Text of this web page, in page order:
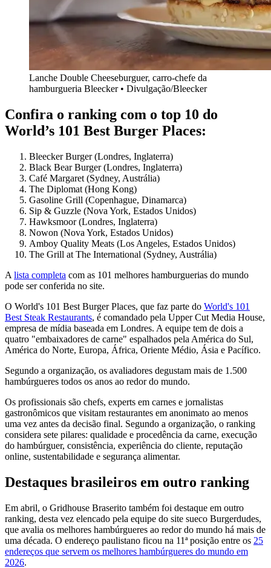
Lanche Double Cheeseburguer, carro-chefe da
hamburgueria Bleecker • Divulgação/Bleecker
Confira o ranking com o top 10 do
World’s 101 Best Burger Places:
Bleecker Burger (Londres, Inglaterra)
Black Bear Burger (Londres, Inglaterra)
Café Margaret (Sydney, Austrália)
The Diplomat (Hong Kong)
Gasoline Grill (Copenhague, Dinamarca)
Sip & Guzzle (Nova York, Estados Unidos)
Hawksmoor (Londres, Inglaterra)
Nowon (Nova York, Estados Unidos)
Amboy Quality Meats (Los Angeles, Estados Unidos)
The Grill at The International (Sydney, Austrália)
A lista completa com as 101 melhores hamburguerias do mundo
pode ser conferida no site.
O World's 101 Best Burger Places, que faz parte do World's 101
Best Steak Restaurants, é comandado pela Upper Cut Media House,
empresa de mídia baseada em Londres. A equipe tem de dois a
quatro "embaixadores de carne" espalhados pela América do Sul,
América do Norte, Europa, África, Oriente Médio, Ásia e Pacífico.
Segundo a organização, os avaliadores degustam mais de 1.500
hambúrgueres todos os anos ao redor do mundo.
Os profissionais são chefs, experts em carnes e jornalistas
gastronômicos que visitam restaurantes em anonimato ao menos
uma vez antes da decisão final. Segundo a organização, o ranking
considera sete pilares: qualidade e procedência da carne, execução
do hambúrguer, consistência, experiência do cliente, reputação
online, sustentabilidade e segurança alimentar.
Destaques brasileiros em outro ranking
Em abril, o Gridhouse Braserito também foi destaque em outro
ranking, desta vez elencado pela equipe do site sueco Burgerdudes,
que avalia os melhores hambúrgueres ao redor do mundo há mais de
uma década. O endereço paulistano ficou na 11ª posição entre os 25
endereços que servem os melhores hambúrgueres do mundo em
2026.